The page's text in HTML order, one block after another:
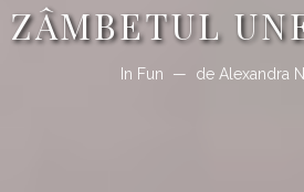
ZÂMBETUL
In Fun de Alexandra